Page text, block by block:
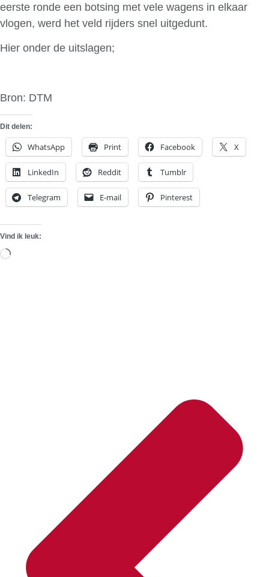
eerste ronde een botsing met vele wagens in elkaar
vlogen, werd het veld rijders snel uitgedunt.
Hier onder de uitslagen;
Bron: DTM
Dit delen:
WhatsApp Print Facebook X
LinkedIn Reddit Tumblr
Telegram E-mail Pinterest
Vind ik leuk:
Aan